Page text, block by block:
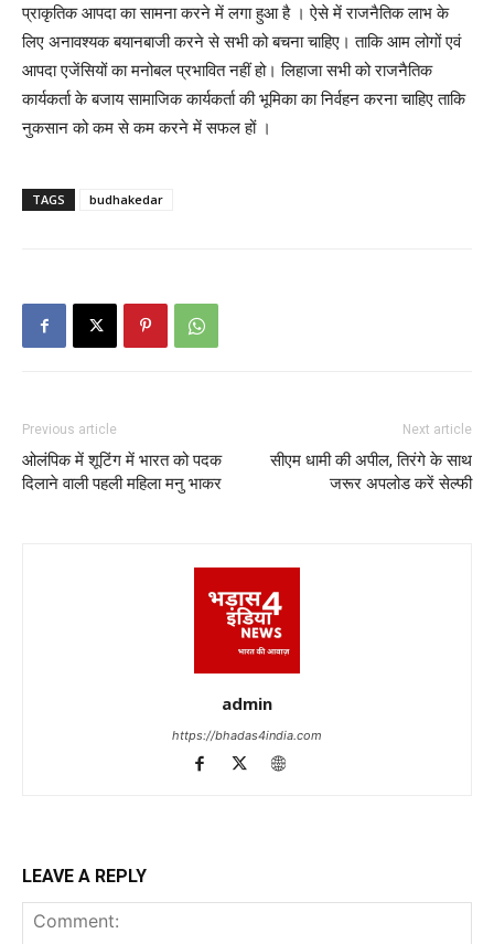
प्राकृतिक आपदा का सामना करने में लगा हुआ है । ऐसे में राजनैतिक लाभ के
लिए अनावश्यक बयानबाजी करने से सभी को बचना चाहिए। ताकि आम लोगों एवं
आपदा एजेंसियों का मनोबल प्रभावित नहीं हो। लिहाजा सभी को राजनैतिक
कार्यकर्ता के बजाय सामाजिक कार्यकर्ता की भूमिका का निर्वहन करना चाहिए ताकि
नुकसान को कम से कम करने में सफल हों ।
TAGS budhakedar
Previous article
ओलंपिक में शूटिंग में भारत को पदक
दिलाने वाली पहली महिला मनु भाकर
Next article
सीएम धामी की अपील, तिरंगे के साथ
जरूर अपलोड करें सेल्फी
admin
https://bhadas4india.com
LEAVE A REPLY